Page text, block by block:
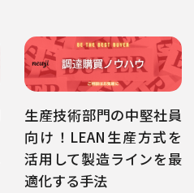
生産技術部門の中堅社員
向け！LEAN生産方式を
活用して製造ラインを最
適化する手法